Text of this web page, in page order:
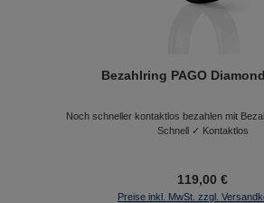
Bezahlring PAGO
Noch schneller kontaktlos bezahlen mit
Schnell ✓ Kontaktlos
119,00 €
Preise inkl. MwSt. zzgl.